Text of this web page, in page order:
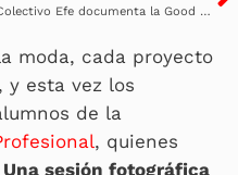
Colectivo Efe documenta la Good Run 2024: Corriendo por una causa social
moda, cada proyecto
y esta vez los
de la
, quienes
Una sesión fotográfica